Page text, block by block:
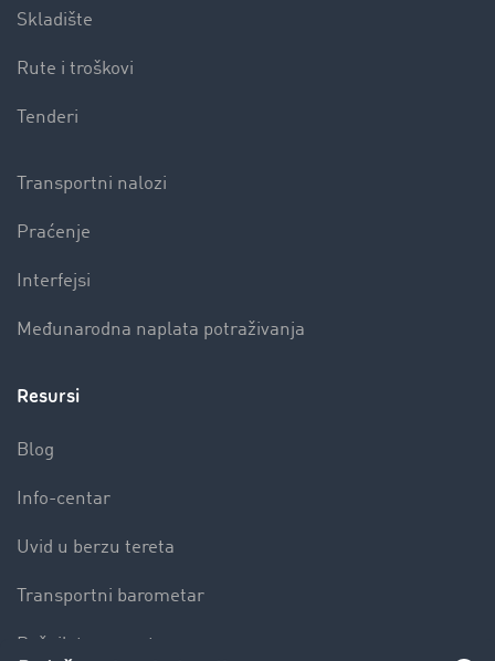
Skladište
Rute i troškovi
Tenderi
Transportni nalozi
Praćenje
Interfejsi
Međunarodna naplata potraživanja
Resursi
Blog
Info-centar
Uvid u berzu tereta
Transportni barometar
Rečnik transporta